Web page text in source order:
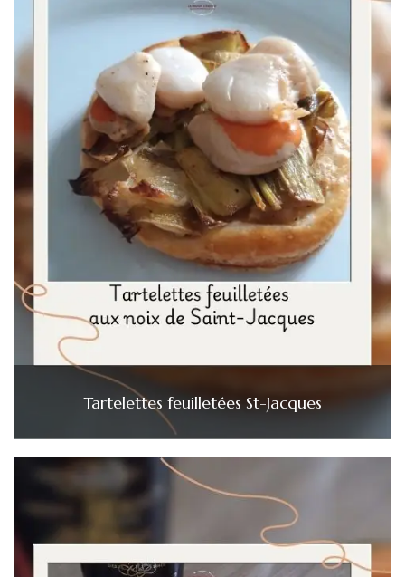
Tartelettes feuilletées St-Jacques